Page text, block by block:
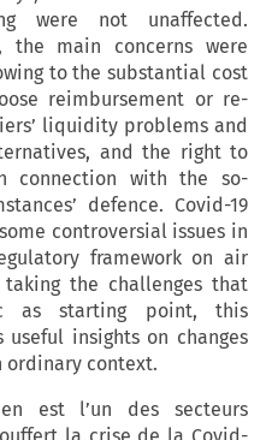
were not unaffected.
the main concerns were
to the substantial cost
reimbursement or re-
liquidity problems and
and the right to
connection with the so-
defence. Covid-19
controversial issues in
framework on air
taking the challenges that
as starting point, this
insights on changes
context.
est l’un des secteurs